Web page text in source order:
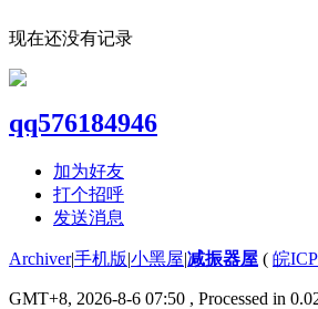
现在还没有记录
qq576184946
加为好友
打个招呼
发送消息
Archiver|手机版|小黑屋|减振器屋 ( 皖
GMT+8, 2026-8-6 07:50 , Processed in